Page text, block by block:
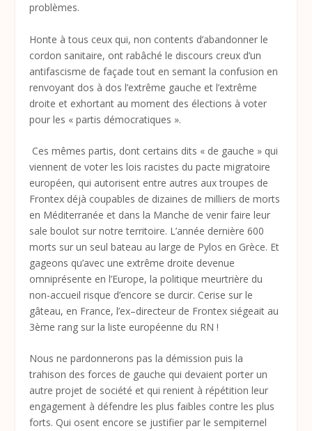
problèmes.
Honte à tous ceux qui, non contents d’abandonner le
cordon sanitaire, ont rabâché le discours creux d’un
antifascisme de façade tout en semant la confusion en
renvoyant dos à dos l’extrême gauche et l’extrême
droite et exhortant au moment des élections à voter
pour les « partis démocratiques ».
Ces mêmes partis, dont certains dits « de gauche » qui
viennent de voter les lois racistes du pacte migratoire
européen, qui autorisent entre autres aux troupes de
Frontex déjà coupables de dizaines de milliers de morts
en Méditerranée et dans la Manche de venir faire leur
sale boulot sur notre territoire. L’année dernière 600
morts sur un seul bateau au large de Pylos en Grèce. Et
gageons qu’avec une extrême droite devenue
omniprésente en l’Europe, la politique meurtrière du
non-accueil risque d’encore se durcir. Cerise sur le
gâteau, en France, l’ex–directeur de Frontex siégeait au
3ème rang sur la liste européenne du RN !
Nous ne pardonnerons pas la démission puis la
trahison des forces de gauche qui devaient porter un
autre projet de société et qui renient à répétition leur
engagement à défendre les plus faibles contre les plus
forts. Qui osent encore se justifier par le sempiternel